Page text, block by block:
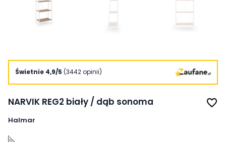
Świetnie 4,9/5 (3442 opinii)
NARVIK REG2 biały / dąb sonoma favorite_border
Halmar